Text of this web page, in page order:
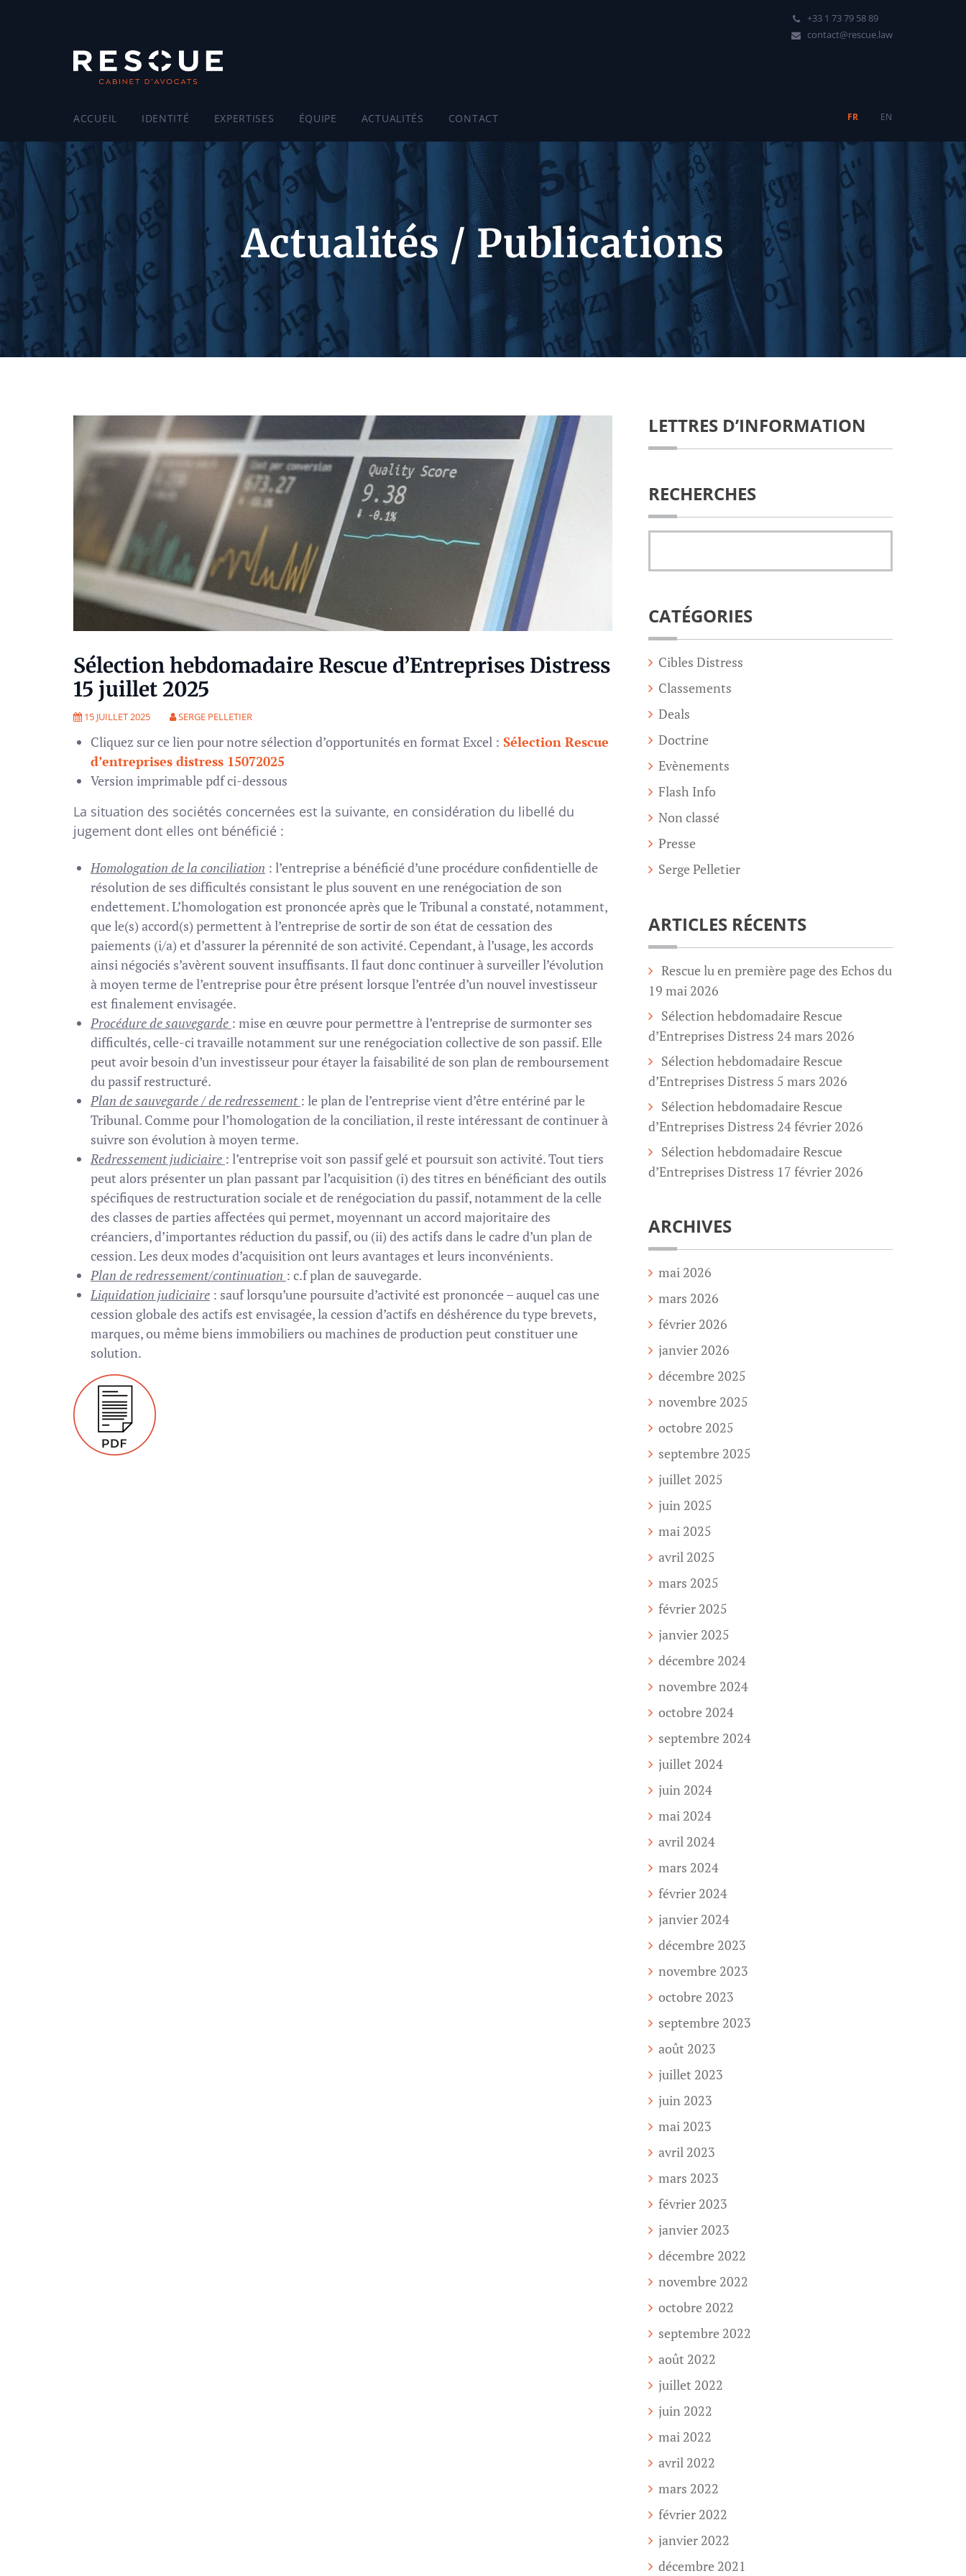
+33 1 73 79 58 89
contact@rescue.law
ACCUEIL IDENTITÉ EXPERTISES ÉQUIPE ACTUALITÉS CONTACT EN
FR
Actualités / Publications
Sélection hebdomadaire Rescue d’Entreprises Distress
15 juillet 2025
15 JUILLET 2025 SERGE PELLETIER
Cliquez sur ce lien pour notre sélection d’opportunités en format Excel : Sélection Rescue
d’entreprises distress 15072025
Version imprimable pdf ci-dessous
La situation des sociétés concernées est la suivante, en considération du libellé du
jugement dont elles ont bénéficié :
Homologation de la conciliation : l’entreprise a bénéficié d’une procédure confidentielle de
résolution de ses difficultés consistant le plus souvent en une renégociation de son
endettement. L’homologation est prononcée après que le Tribunal a constaté, notamment,
que le(s) accord(s) permettent à l’entreprise de sortir de son état de cessation des
paiements (i/a) et d’assurer la pérennité de son activité. Cependant, à l’usage, les accords
ainsi négociés s’avèrent souvent insuffisants. Il faut donc continuer à surveiller l’évolution
à moyen terme de l’entreprise pour être présent lorsque l’entrée d’un nouvel investisseur
est finalement envisagée.
Procédure de sauvegarde : mise en œuvre pour permettre à l’entreprise de surmonter ses
difficultés, celle-ci travaille notamment sur une renégociation collective de son passif. Elle
peut avoir besoin d’un investisseur pour étayer la faisabilité de son plan de remboursement
du passif restructuré.
Plan de sauvegarde / de redressement : le plan de l’entreprise vient d’être entériné par le
Tribunal. Comme pour l’homologation de la conciliation, il reste intéressant de continuer à
suivre son évolution à moyen terme.
Redressement judiciaire : l’entreprise voit son passif gelé et poursuit son activité. Tout tiers
peut alors présenter un plan passant par l’acquisition (i) des titres en bénéficiant des outils
spécifiques de restructuration sociale et de renégociation du passif, notamment de la celle
des classes de parties affectées qui permet, moyennant un accord majoritaire des
créanciers, d’importantes réduction du passif, ou (ii) des actifs dans le cadre d’un plan de
cession. Les deux modes d’acquisition ont leurs avantages et leurs inconvénients.
Plan de redressement/continuation : c.f plan de sauvegarde.
Liquidation judiciaire : sauf lorsqu’une poursuite d’activité est prononcée – auquel cas une
cession globale des actifs est envisagée, la cession d’actifs en déshérence du type brevets,
marques, ou même biens immobiliers ou machines de production peut constituer une
solution.
LETTRES D’INFORMATION
RECHERCHES
CATÉGORIES
Cibles Distress
Classements
Deals
Doctrine
Evènements
Flash Info
Non classé
Presse
Serge Pelletier
ARTICLES RÉCENTS
Rescue lu en première page des Echos du
19 mai 2026
Sélection hebdomadaire Rescue
d’Entreprises Distress 24 mars 2026
Sélection hebdomadaire Rescue
d’Entreprises Distress 5 mars 2026
Sélection hebdomadaire Rescue
d’Entreprises Distress 24 février 2026
Sélection hebdomadaire Rescue
d’Entreprises Distress 17 février 2026
ARCHIVES
mai 2026
mars 2026
février 2026
janvier 2026
décembre 2025
novembre 2025
octobre 2025
septembre 2025
juillet 2025
juin 2025
mai 2025
avril 2025
mars 2025
février 2025
janvier 2025
décembre 2024
novembre 2024
octobre 2024
septembre 2024
juillet 2024
juin 2024
mai 2024
avril 2024
mars 2024
février 2024
janvier 2024
décembre 2023
novembre 2023
octobre 2023
septembre 2023
août 2023
juillet 2023
juin 2023
mai 2023
avril 2023
mars 2023
février 2023
janvier 2023
décembre 2022
novembre 2022
octobre 2022
septembre 2022
août 2022
juillet 2022
juin 2022
mai 2022
avril 2022
mars 2022
février 2022
janvier 2022
décembre 2021